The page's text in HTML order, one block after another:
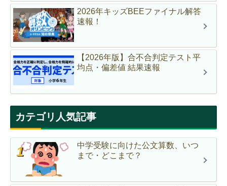
2026年キッズBEEファイナル解答
速報！
【2026年版】合不合判定テスト平
均点・偏差値 結果速報
カテゴリ人気記事
中学受験に向けた公文算数、いつ
まで・どこまで？